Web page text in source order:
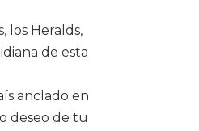
los Heralds,
de esta
anclado en
deseo de tu